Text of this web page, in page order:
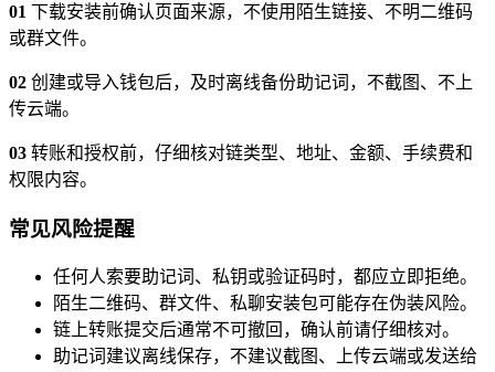
01 下载安装前确认页面来源，不使用陌生链接、不明二维码
或群文件。
02 创建或导入钱包后，及时离线备份助记词，不截图、不上
传云端。
03 转账和授权前，仔细核对链类型、地址、金额、手续费和
权限内容。
常见风险提醒
任何人索要助记词、私钥或验证码时，都应立即拒绝。
陌生二维码、群文件、私聊安装包可能存在伪装风险。
链上转账提交后通常不可撤回，确认前请仔细核对。
助记词建议离线保存，不建议截图、上传云端或发送给